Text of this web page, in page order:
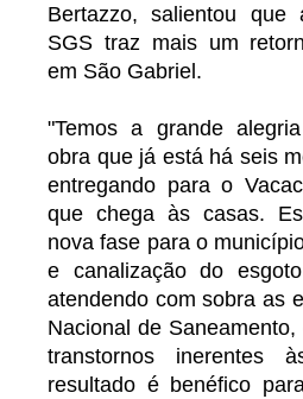
Bertazzo, salientou
SGS traz mais um
em São Gabriel.
"Temos a grande
obra que já está há seis
entregando para o
que chega às casas.
nova fase para o
e canalização do
atendendo com sobra as
Nacional de
transtornos inerentes
resultado é benéfico